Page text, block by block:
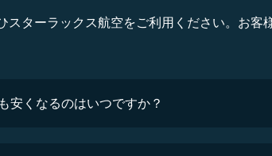
ターラックス航空をご利用ください。お客
安くなるのはいつですか？